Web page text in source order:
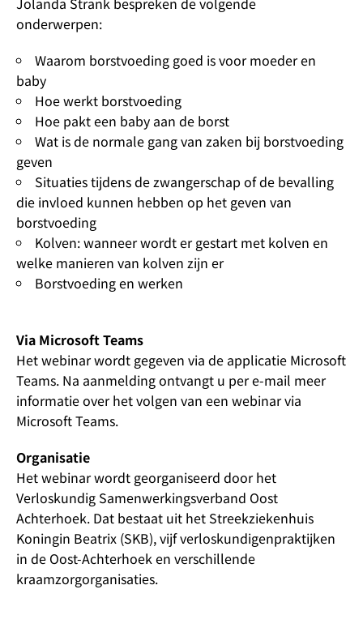
onderwerpen:
Waarom borstvoeding goed is voor moeder en
baby
Hoe werkt borstvoeding
Hoe pakt een baby aan de borst
Wat is de normale gang van zaken bij borstvoeding
geven
Situaties tijdens de zwangerschap of de bevalling
die invloed kunnen hebben op het geven van
borstvoeding
Kolven: wanneer wordt er gestart met kolven en
welke manieren van kolven zijn er
Borstvoeding en werken
Via Microsoft Teams
Het webinar wordt gegeven via de applicatie Microsoft
Teams. Na aanmelding ontvangt u per e-mail meer
informatie over het volgen van een webinar via
Microsoft Teams.
Organisatie
Het webinar wordt georganiseerd door het
Verloskundig Samenwerkingsverband Oost
Achterhoek. Dat bestaat uit het Streekziekenhuis
Koningin Beatrix (SKB), vijf verloskundigenpraktijken
in de Oost-Achterhoek en verschillende
kraamzorgorganisaties.